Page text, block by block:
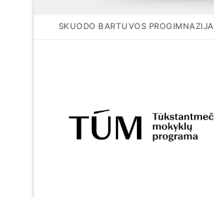
SKUODO BARTUVOS PROGIMNAZIJA